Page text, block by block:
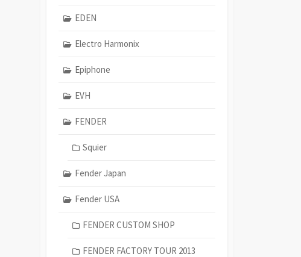
EDEN
Electro Harmonix
Epiphone
EVH
FENDER
Squier
Fender Japan
Fender USA
FENDER CUSTOM SHOP
FENDER FACTORY TOUR 2013